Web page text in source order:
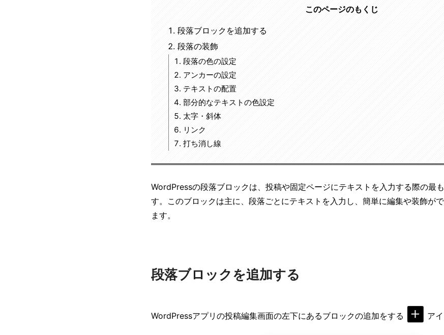
このページのもくじ
段落ブロックを追加する
段落の装飾
段落の色の設定
アンカーの設定
テキストの配置
部分的なテキストの色設定
太字・斜体
リンク
打ち消し線
WordPressの段落ブロックは、投稿や固定ページにテキストを入力する際の最
す。このブロックは主に、段落ごとにテキストを入力し、簡単に編集や装飾が
ます。
段落ブロックを追加する
WordPressアプリの投稿編集画面の左下にあるブロックの追加をする ア